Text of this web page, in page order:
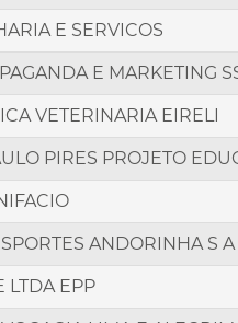
E SERVICOS
E MARKETING
VETERINARIA EIRELI
PIRES PROJETO
ANDORINHA S A
LTDA EPP